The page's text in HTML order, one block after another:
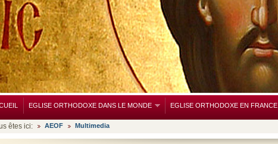
EGLISE ORTHODOXE DANS LE MONDE EGLISE ORTHODOXE EN FRANCE
êtes ici: AEOF Multimedia